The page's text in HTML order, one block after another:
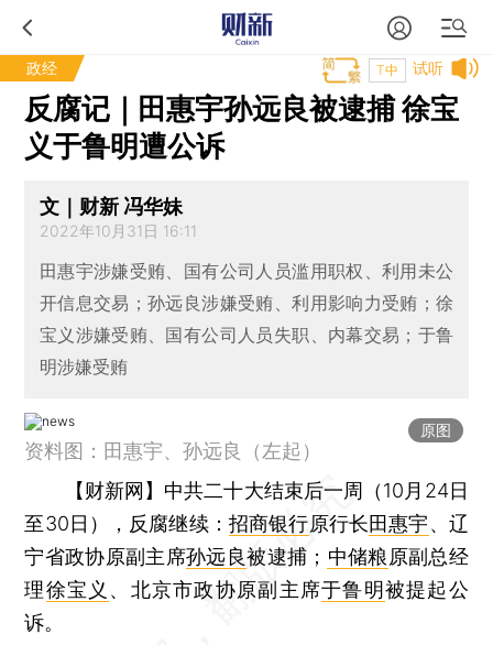
政经 试听
T中
反腐记｜田惠宇孙远良被逮捕 徐宝
义于鲁明遭公诉
文｜财新 冯华妹
2022年10月31日 16:11
田惠宇涉嫌受贿、国有公司人员滥用职权、利用未公
开信息交易；孙远良涉嫌受贿、利用影响力受贿；徐
宝义涉嫌受贿、国有公司人员失职、内幕交易；于鲁
明涉嫌受贿
原图
资料图：田惠宇、孙远良（左起）
【财新网】 中共二十大结束后一周（10月24日
至30日），反腐继续： 招商银行原行长田惠宇、辽
宁省政协原副主席孙远良被逮捕； 中储粮原副总经
理徐宝义 、北京市政协原副主席于鲁明被提起公
诉。